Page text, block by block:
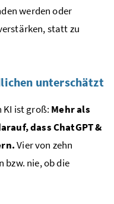
werden oder
statt zu
unterschätzt
KI ist groß: Mehr als
dass ChatGPT &
Vier von zehn
bzw. nie, ob die